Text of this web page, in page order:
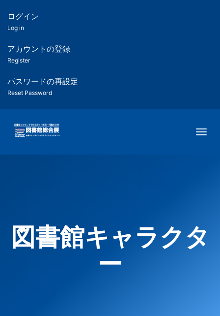
ツ
匿
名
ユ
ー
ー
用
メ
ログイン
Log in
アカウントの登録
Register
パスワードの再設定
Reset Password
図書館キャラクタ
ー